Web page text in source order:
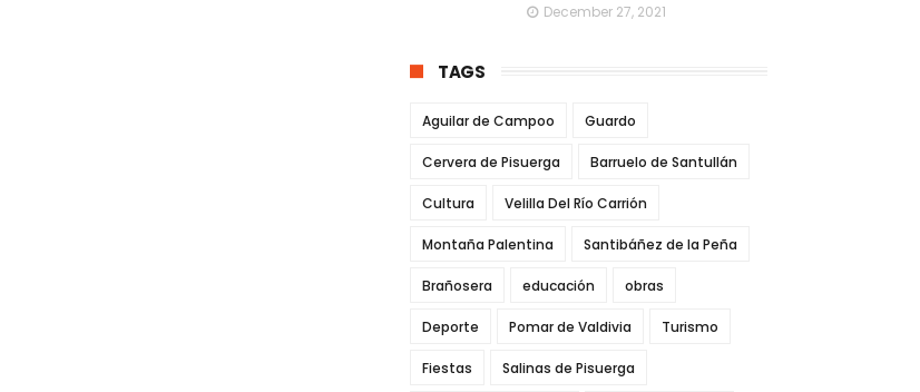
December 27, 2021
TAGS
Aguilar de Campoo Guardo
Cervera de Pisuerga Barruelo de Santullán
Cultura Velilla Del Río Carrión
Montaña Palentina Santibáñez de la Peña
Brañosera educación obras
Deporte Pomar de Valdivia Turismo
Fiestas Salinas de Pisuerga